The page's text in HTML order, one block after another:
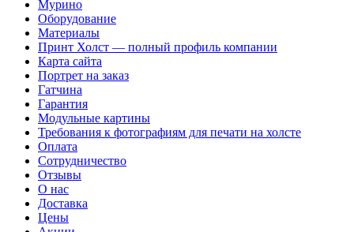
Мурино
Оборудование
Материалы
Принт Холст — полный профиль компании
Карта сайта
Портрет на заказ
Гатчина
Гарантия
Модульные картины
Требования к фотографиям для печати на холсте
Оплата
Сотрудничество
Отзывы
О нас
Доставка
Цены